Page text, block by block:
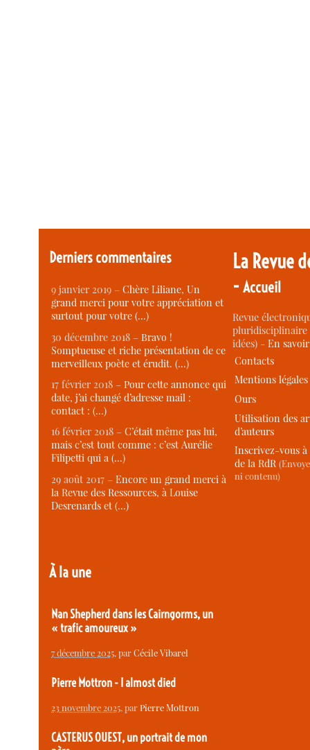
Derniers commentaires
9 janvier 2019 –Chère Liliane, Un
grand merci pour votre appréciation et
surtout pour votre (…)
30 décembre 2018 –Bravo !
Somptueuse et riche présentation de ce
merveilleux poète et érudit. (…)
17 février 2018 –Pour cette annonce qui
date, j’ai changé d’adresse mail :
contact : (…)
16 février 2018 –C’était même pas lui,
mais c’est tout comme : c’est Aurélie
Filipetti qui a (…)
29 août 2017 –Encore un grand merci à
la Revue des Ressources, à Louise
Desrenards et (…)
À la une
Nan Shepherd dans les Cairngorms, un
« trafic amoureux »
7 décembre 2025, parCécile Vibarel
Pierre Mottron - I almost died
23 novembre 2025, parPierre Mottron
CASTERUS OUEST, un portrait de mon
La Revue
-Accueil
Revue
idées) -En
Contacts
Mentions légales
Ours
Utilisation des
d’auteurs
Inscrivez-vous
de la RdR
ni contenu)